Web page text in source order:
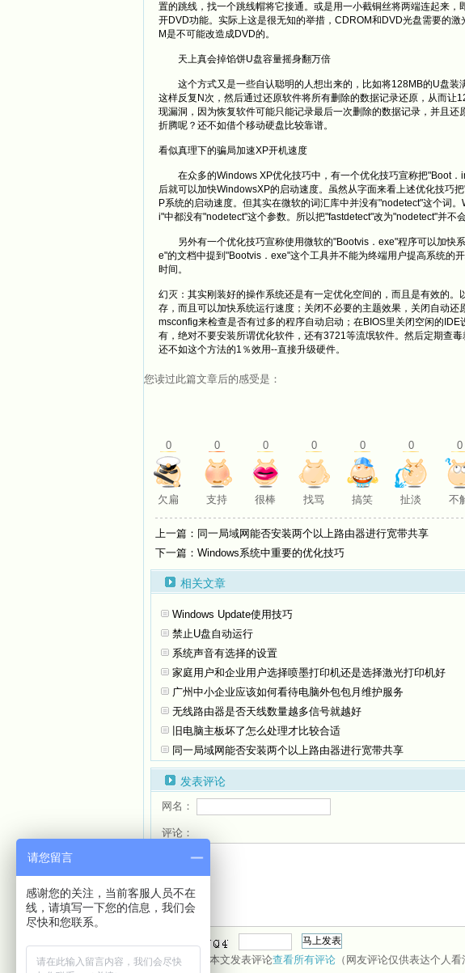
置的跳线，找一个跳线帽将它接通。或是用一小截铜丝将两端连起来
开DVD功能。实际上这是很无知的举措，CDROM和DVD光盘需要的
M是不可能改造成DVD的。
天上真会掉馅饼U盘容量摇身翻万倍
这个方式又是一些自认聪明的人想出来的，比如将128MB的U盘装
这样反复N次，然后通过还原软件将所有删除的数据记录还原，从而让
现漏洞，因为恢复软件可能只能记录最后一次删除的数据记录，并且
折腾呢？还不如借个移动硬盘比较靠谱。
看似真理下的骗局加速XP开机速度
在众多的Windows XP优化技巧中，有一个优化技巧宣称把"Boot．
后就可以加快WindowsXP的启动速度。虽然从字面来看上述优化技巧
P系统的启动速度。但其实在微软的词汇库中并没有"nodetect"这个词
i"中都没有"nodetect"这个参数。所以把"fastdetect"改为"nodetect"并
另外有一个优化技巧宣称使用微软的"Bootvis．exe"程序可以加快
e"的文档中提到"Bootvis．exe"这个工具并不能为终端用户提高系统的
时间。
幻灭：其实刚装好的操作系统还是有一定优化空间的，而且是有效的
存，而且可以加快系统运行速度；关闭不必要的主题效果，关闭自动
msconfig来检查是否有过多的程序自动启动；在BIOS里关闭空闲的
有，绝对不要安装所谓优化软件，还有3721等流氓软件。然后定期查
还不如这个方法的1％效用--直接升级硬件。
您读过此篇文章后的感受是：
0 0 0 0 0 0 0
欠扁 支持 很棒 找骂 搞笑 扯淡 不
上一篇：同一局域网能否安装两个以上路由器进行宽带共享
下一篇：Windows系统中重要的优化技巧
相关文章
Windows Update使用技巧
禁止U盘自动运行
系统声音有选择的设置
家庭用户和企业用户选择喷墨打印机还是选择激光打印机好
广州中小企业应该如何看待电脑外包包月维护服务
无线路由器是否天线数量越多信号就越好
旧电脑主板坏了怎么处理才比较合适
同一局域网能否安装两个以上路由器进行宽带共享
发表评论
网名：
评论：
共有
人对本文发表评论查看所有评论 （网友评论仅供表达个人
请您留言
感谢您的关注，当前客服人员不在
线，请填写一下您的信息，我们会
尽快和您联系。